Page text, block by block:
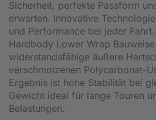
Sicherheit, perfekte Passform
erwarten. Innovative
und Performance bei jeder
Hardbody Lower Wrap
widerstandsfähige äußere
verschmolzenen Polycarbonat-
Ergebnis ist hohe Stabilität bei
Gewicht ideal für lange Touren
Belastungen.